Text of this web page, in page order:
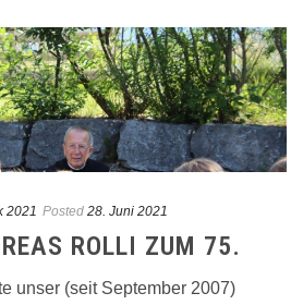
2021 Posted 28. Juni 2021
ROLLI ZUM 75.
unser (seit September 2007)